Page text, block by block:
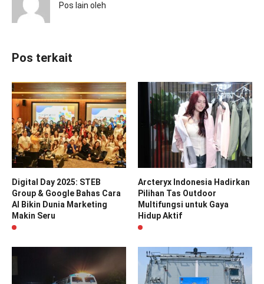
Pos lain oleh
Pos terkait
Digital Day 2025: STEB
Group & Google Bahas Cara
AI Bikin Dunia Marketing
Makin Seru
Arcteryx Indonesia Hadirkan
Pilihan Tas Outdoor
Multifungsi untuk Gaya
Hidup Aktif